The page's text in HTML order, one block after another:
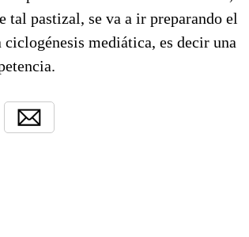
tal pastizal, se va a ir preparando el
ciclogénesis mediática, es decir una